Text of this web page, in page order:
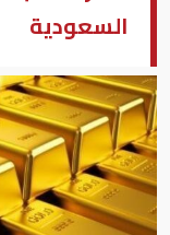
السعودية